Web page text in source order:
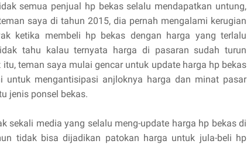
semua penjual hp bekas selalu mendapatkan untung,
saya di tahun 2015, dia pernah mengalami kerugian
ketika membeli hp bekas dengan harga yang terlalu
tahu kalau ternyata harga di pasaran sudah turun
teman saya mulai gencar untuk update harga hp bekas
untuk mengantisipasi anjloknya harga dan minat pasar
jenis ponsel bekas.
sekali media yang selalu meng-update harga hp bekas di
tidak bisa dijadikan patokan harga untuk jula-beli hp